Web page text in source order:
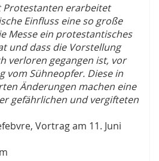
Protestanten erarbeitet
Einfluss eine so große
Messe ein protestantisches
und dass die Vorstellung
verloren gegangen ist, vor
vom Sühneopfer. Diese in
Änderungen machen eine
gefährlichen und vergifteten
Vortrag am 11. Juni